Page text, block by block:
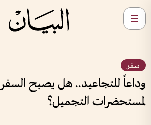
سفر
وداعاً للتجاعيد.. هل يصبح السفر
لمستحضرات التجميل؟